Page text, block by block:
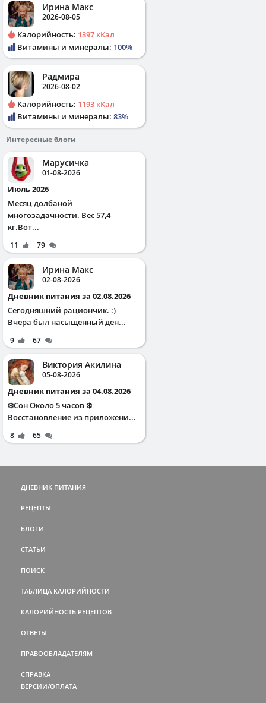
Ирина Макс
2026-08-05
Калорийность: 1397 кКал
Витамины и минералы: 100%
Радмира
2026-08-02
Калорийность: 1193 кКал
Витамины и минералы: 83%
Интересные блоги
Марусичка
01-08-2026
Июль 2026
Месяц долбаной
многозадачности. Вес 57,4
кг.Вот...
11 79
Ирина Макс
02-08-2026
Дневник питания за 02.08.2026
Сегодняшний рациончик. :)
Вчера был насыщенный ден...
9 67
Виктория Акилина
05-08-2026
Дневник питания за 04.08.2026
❄️Сон Около 5 часов ❄️
Восстановление из приложени...
8 65
ДНЕВНИК ПИТАНИЯ
РЕЦЕПТЫ
БЛОГИ
СТАТЬИ
ПОИСК
ТАБЛИЦА КАЛОРИЙНОСТИ
КАЛОРИЙНОСТЬ РЕЦЕПТОВ
ОТВЕТЫ
ПРАВООБЛАДАТЕЛЯМ
СПРАВКА
ВЕРСИИ/ОПЛАТА